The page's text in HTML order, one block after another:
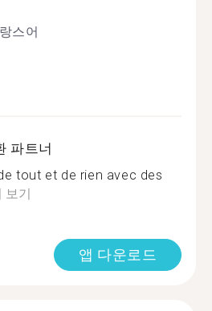
스어
파트너
tout et de rien avec des
보기
앱 다운로드